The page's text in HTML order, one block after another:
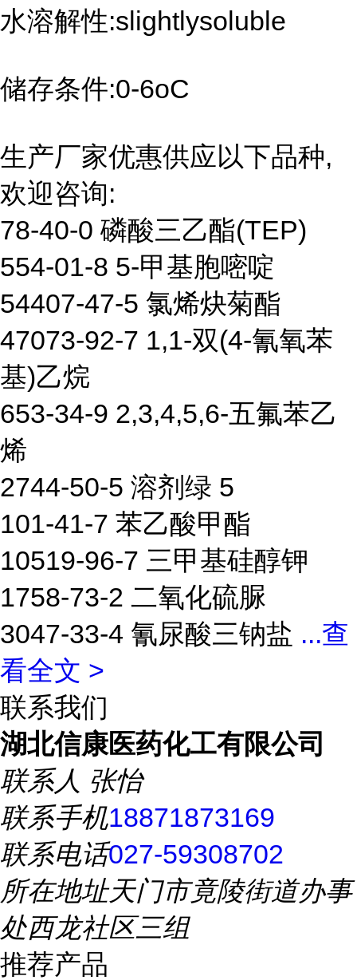
水溶解性:slightlysoluble
储存条件:0-6oC
生产厂家优惠供应以下品种,
欢迎咨询:
78-40-0 磷酸三乙酯(TEP)
554-01-8 5-甲基胞嘧啶
54407-47-5 氯烯炔菊酯
47073-92-7 1,1-双(4-氰氧苯
基)乙烷
653-34-9 2,3,4,5,6-五氟苯乙
烯
2744-50-5 溶剂绿 5
101-41-7 苯乙酸甲酯
10519-96-7 三甲基硅醇钾
1758-73-2 二氧化硫脲
3047-33-4 氰尿酸三钠盐 ...查
看全文 >
联系我们
湖北信康医药化工有限公司
联系人 张怡
联系手机18871873169
联系电话027-59308702
所在地址天门市竟陵街道办事
处西龙社区三组
推荐产品